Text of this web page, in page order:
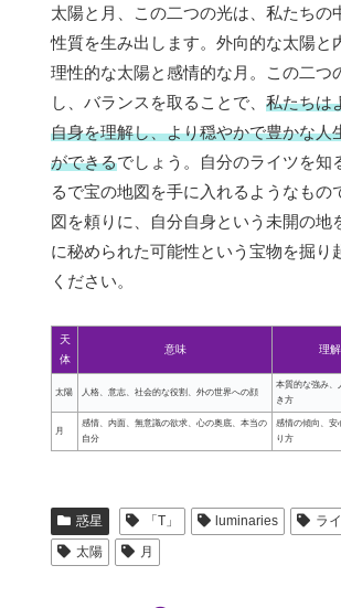
太陽と月、この二つの光は、私たちの
性質を生み出します。外向的な太陽と
理性的な太陽と感情的な月。この二つ
し、バランスを取ることで、 私たちは
自身を理解し、より穏やかで豊かな人
ができるでしょう。自分のライツを知
るで宝の地図を手に入れるようなもの
図を頼りに、自分自身という未開の地
に秘められた可能性という宝物を掘り
ください。
天
体
意味 理
太陽 人格、意志、社会的な役割、外の世界への顔
本質的な強み、
き方
月
感情、内面、無意識の欲求、心の奥底、本当の
自分
感情の傾向、安
り方
惑星 「T」 luminaries ラ
太陽
月